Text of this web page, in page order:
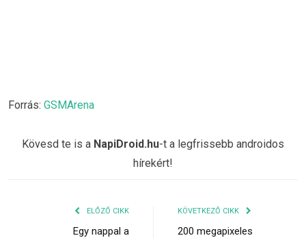
Forrás: GSMArena
Kövesd te is a NapiDroid.hu-t a legfrissebb androidos
hírekért!
ELŐZŐ CIKK
Egy nappal a
KÖVETKEZŐ CIKK
200 megapixeles